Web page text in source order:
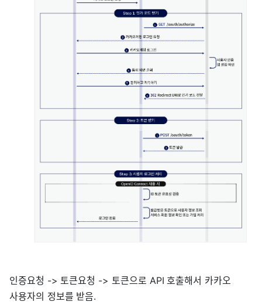
인증요청 -> 토큰요청 -> 토큰으로 API 호출해서 카카오
사용자의 정보를 받음.